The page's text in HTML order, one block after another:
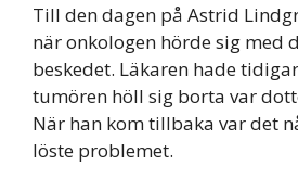
Till den dagen på Astrid
när onkologen hörde sig med
beskedet. Läkaren hade
tumören höll sig borta var
När han kom tillbaka var det
löste problemet.